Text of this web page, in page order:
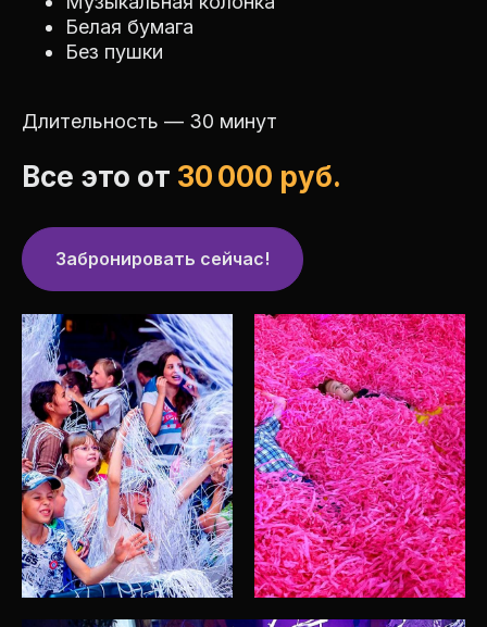
Белая бумага
Без пушки
Длительность — 30 минут
Все это от 30 000 руб.
Забронировать сейчас!